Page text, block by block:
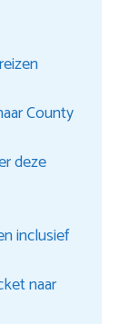
County
deze
inclusief
naar